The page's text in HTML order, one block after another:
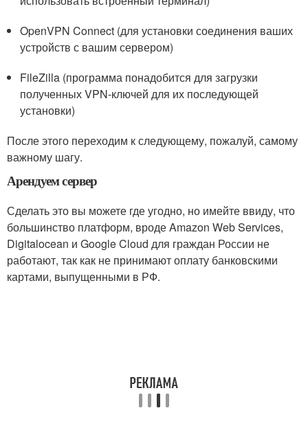
OpenVPN Connect (для установки соединения ваших
устройств с вашим сервером)
FileZilla (программа понадобится для загрузки
полученных VPN-ключей для их последующей
установки)
После этого переходим к следующему, пожалуй, самому
важному шагу.
Арендуем сервер
Сделать это вы можете где угодно, но имейте ввиду, что
большинство платформ, вроде Amazon Web Services,
Digitalocean и Google Cloud для граждан России не
работают, так как не принимают оплату банковскими
картами, выпущенными в РФ.